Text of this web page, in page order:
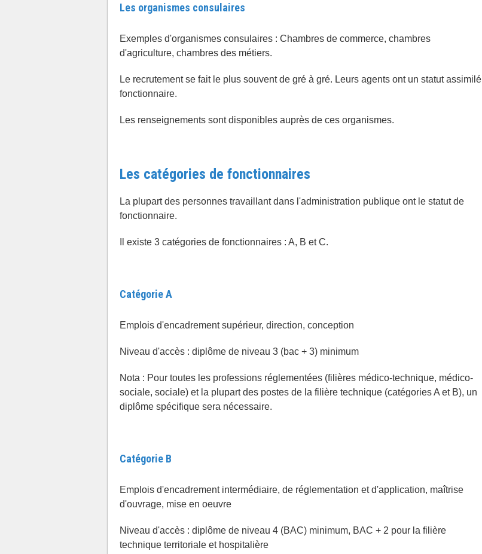
Les organismes consulaires
Exemples d'organismes consulaires : Chambres de commerce, chambres
d'agriculture, chambres des métiers.
Le recrutement se fait le plus souvent de gré à gré. Leurs agents ont un statut assimilé
fonctionnaire.
Les renseignements sont disponibles auprès de ces organismes.
Les catégories de fonctionnaires
La plupart des personnes travaillant dans l'administration publique ont le statut de
fonctionnaire.
Il existe 3 catégories de fonctionnaires : A, B et C.
Catégorie A
Emplois d'encadrement supérieur, direction, conception
Niveau d'accès : diplôme de niveau 3 (bac + 3) minimum
Nota : Pour toutes les professions réglementées (filières médico-technique, médico-
sociale, sociale) et la plupart des postes de la filière technique (catégories A et B), un
diplôme spécifique sera nécessaire.
Catégorie B
Emplois d'encadrement intermédiaire, de réglementation et d'application, maîtrise
d'ouvrage, mise en oeuvre
Niveau d'accès : diplôme de niveau 4 (BAC) minimum, BAC + 2 pour la filière
technique territoriale et hospitalière